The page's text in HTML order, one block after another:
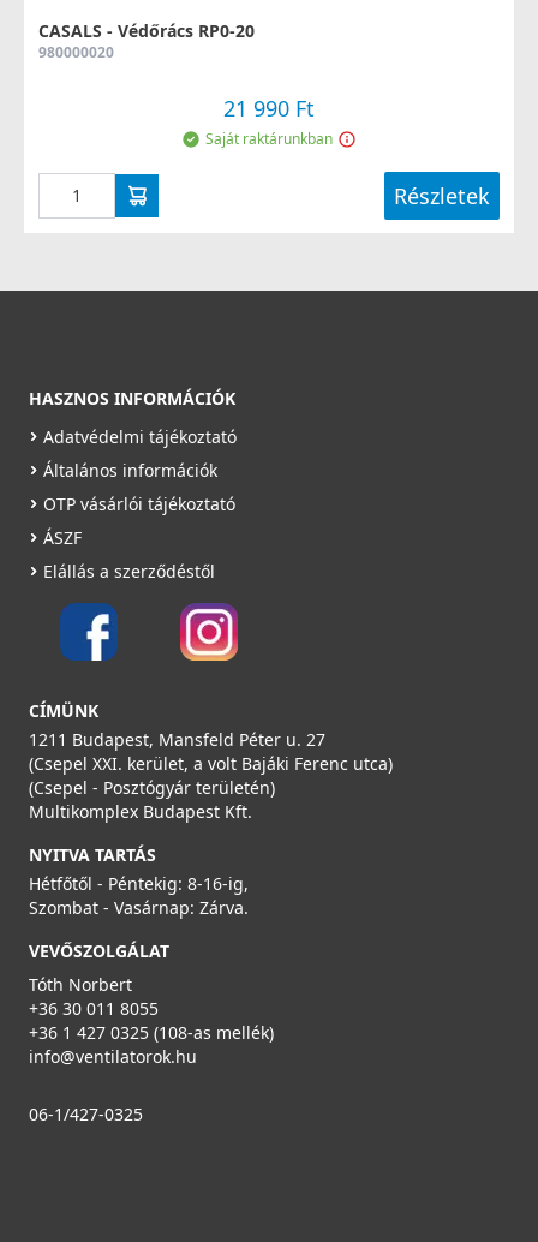
CASALS - Védőrács RP0-20
980000020
21 990 Ft
Saját raktárunkban
Részletek
HASZNOS INFORMÁCIÓK
Adatvédelmi tájékoztató
Általános információk
OTP vásárlói tájékoztató
ÁSZF
Elállás a szerződéstől
CÍMÜNK
1211 Budapest, Mansfeld Péter u. 27
(Csepel XXI. kerület, a volt Bajáki Ferenc utca)
(Csepel - Posztógyár területén)
Multikomplex Budapest Kft.
NYITVA TARTÁS
Hétfőtől - Péntekig: 8-16-ig,
Szombat - Vasárnap: Zárva.
VEVŐSZOLGÁLAT
Tóth Norbert
+36 30 011 8055
+36 1 427 0325 (108-as mellék)
info@ventilatorok.hu
06-1/427-0325